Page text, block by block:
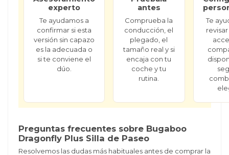
experto
Te ayudamos a
confirmar si esta
versión sin capazo
es la adecuada o
si te conviene el
dúo.
antes
Comprueba la
conducción, el
plegado, el
tamaño real y si
encaja con tu
coche y tu
rutina.
Te
Preguntas frecuentes sobre Bugaboo
Dragonfly Plus Silla de Paseo
Resolvemos las dudas más habituales antes de comprar la